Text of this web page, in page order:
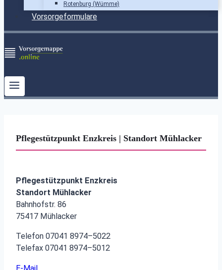
Rotenburg (Wümme)
Vorsorgeformulare
Pflegestützpunkt Enzkreis | Standort Mühlacker
Pflegestützpunkt Enzkreis
Standort Mühlacker
Bahnhofstr. 86
75417 Mühlacker
Telefon 07041 8974–5022
Telefax 07041 8974–5012